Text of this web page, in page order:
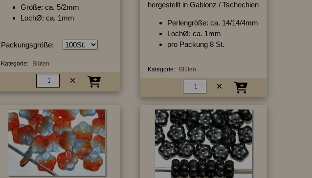
Größe: ca. 5/2mm
LochØ: ca. 1mm
Packungsgröße:
Kategorie: Blüten
hergestellt in Gablonz / Tschechien
Perlengröße: ca. 14/14/4mm
LochØ: ca. 1mm
pro Packung 8 St.
Kategorie: Blüten